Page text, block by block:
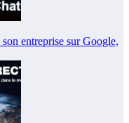
entreprise sur Google,